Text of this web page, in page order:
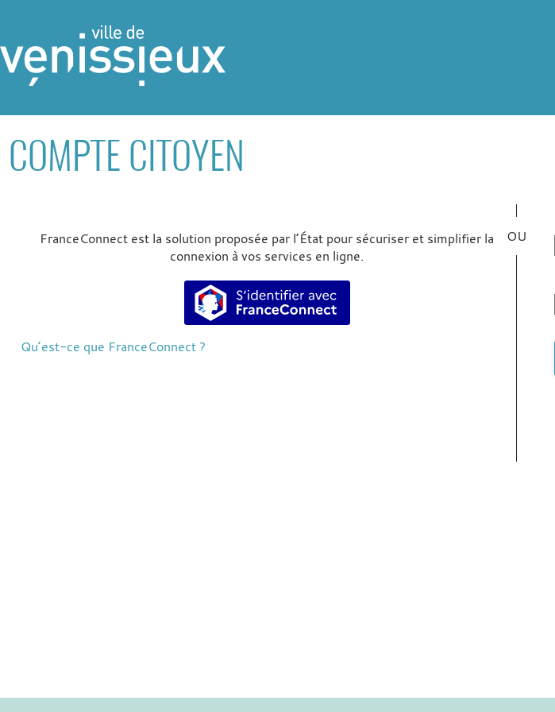
COMPTE CITOYEN
FranceConnect est la solution proposée par l’État pour sécuriser et simplifier la
connexion à vos services en ligne.
S’identifier avec FranceConnect
Qu’est-ce que FranceConnect ?